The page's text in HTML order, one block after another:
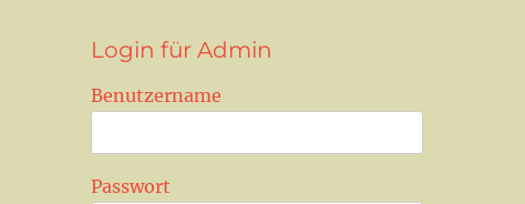
Login für Admin
Benutzername
Passwort